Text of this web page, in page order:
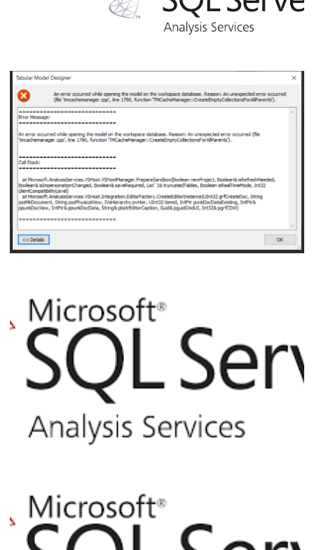
Como aprender SQL / Azure Analysis
Services (SAAS / AAS) sem pagar nada –
DE GRAÇA!
21 de setembro de 2021 5 min de leitura
model on the workspace database. Reason:
error occurred (file 'tmcachemanager.cpp',
05 de novembro de 2020 3 min de leitura
ou Powershell para processar cubos e
dimensões via linha de comando (T-SQL)
ou Job do SQL Agent
06 de agosto de 2017 10 min de leitura